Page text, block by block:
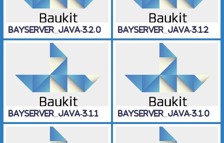
BayServer_Java-3.2.0 BayServer_Java-3.1.2
BayServer_Java-3.1.1 BayServer_Java-3.1.0